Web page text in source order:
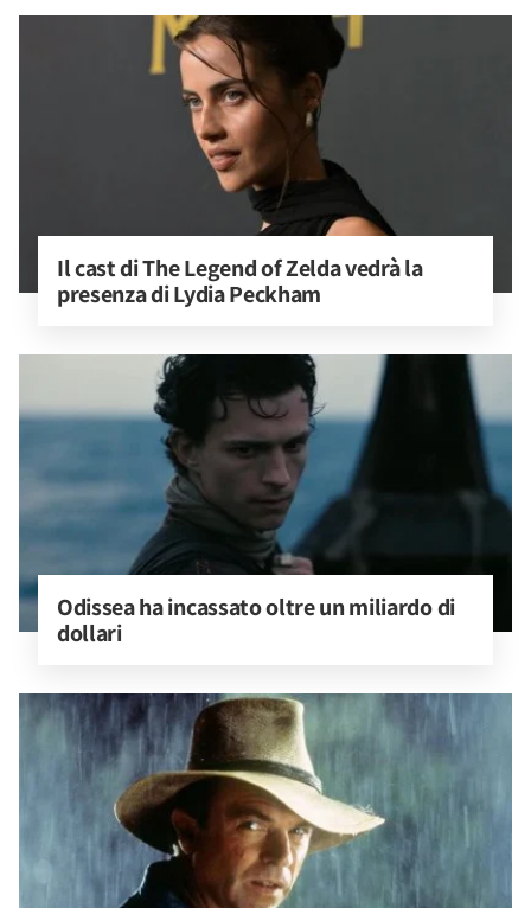
Il cast di The Legend of Zelda vedrà la
presenza di Lydia Peckham
Odissea ha incassato oltre un miliardo di
dollari